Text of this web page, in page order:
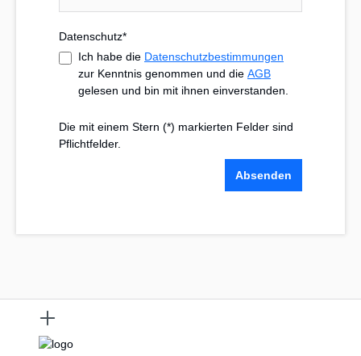
Datenschutz*
Ich habe die Datenschutzbestimmungen
zur Kenntnis genommen und die AGB
gelesen und bin mit ihnen einverstanden.
Die mit einem Stern (*) markierten Felder sind
Pflichtfelder.
Absenden